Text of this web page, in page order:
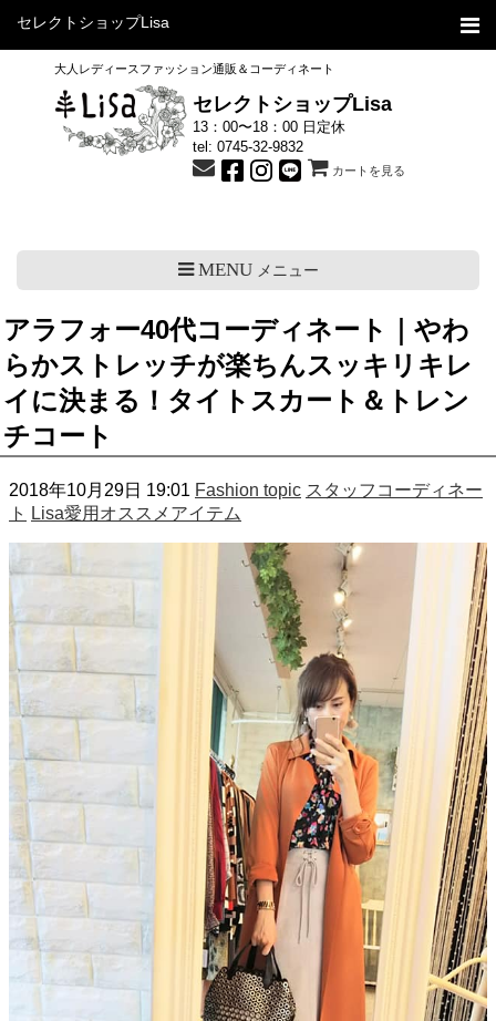
セレクトショップLisa
大人レディースファッション通販＆コーディネート
セレクトショップLisa
13：00〜18：00 日定休
tel: 0745-32-9832
カートを見る
MENUメニュー
アラフォー40代コーディネート｜やわ
らかストレッチが楽ちんスッキリキレ
イに決まる！タイトスカート＆トレン
チコート
2018年10月29日 19:01 Fashion topic スタッフコーディネー
ト
Lisa愛用オススメアイテム